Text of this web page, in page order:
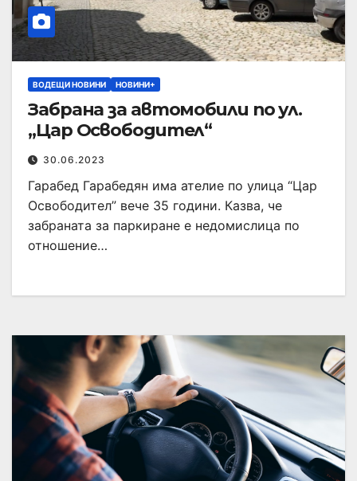
ВОДЕЩИ НОВИНИ НОВИНИ+
Забрана за автомобили по ул.
„Цар Освободител“
30.06.2023
Гарабед Гарабедян има ателие по улица “Цар
Освободител” вече 35 години. Казва, че
забраната за паркиране е недомислица по
отношение…